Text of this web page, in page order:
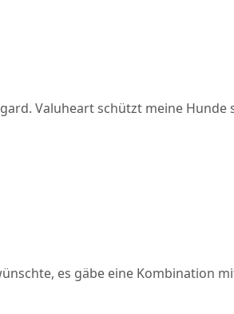
Valuheart schützt meine
es gäbe eine Kombination